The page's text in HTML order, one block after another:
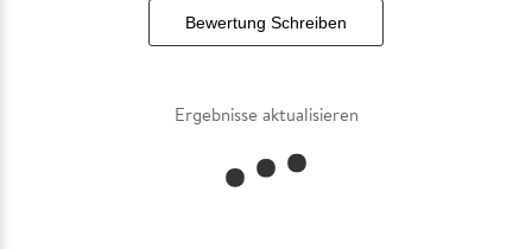
Bewertung Schreiben
Ergebnisse aktualisieren